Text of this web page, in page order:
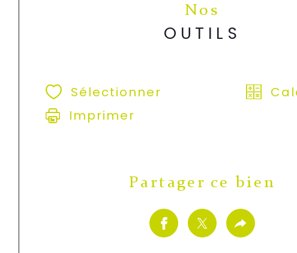
Nos
OUTILS
Sélectionner
Imprimer
Partager ce bien